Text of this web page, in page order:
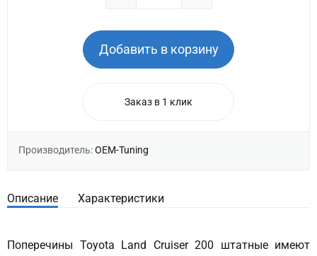
Добавить в корзину
Заказ в 1 клик
Производитель:OEM-Tuning
Описание Характеристики
Поперечины Toyota Land Cruiser 200 штатные имеют